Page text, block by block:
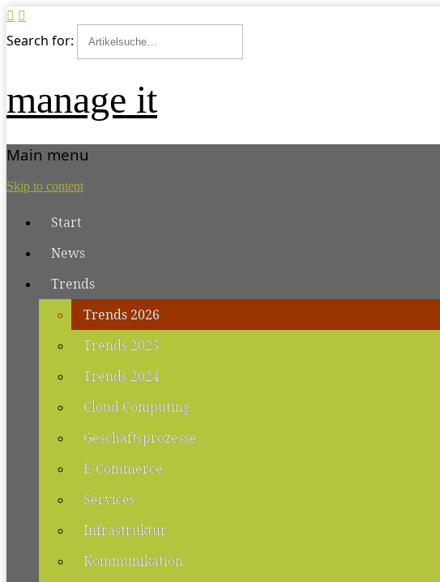
Search for:
manage it
Main menu
Skip to content
Start
News
Trends
Trends 2026
Trends 2025
Trends 2024
Cloud Computing
Geschäftsprozesse
E-Commerce
Services
Infrastruktur
Kommunikation